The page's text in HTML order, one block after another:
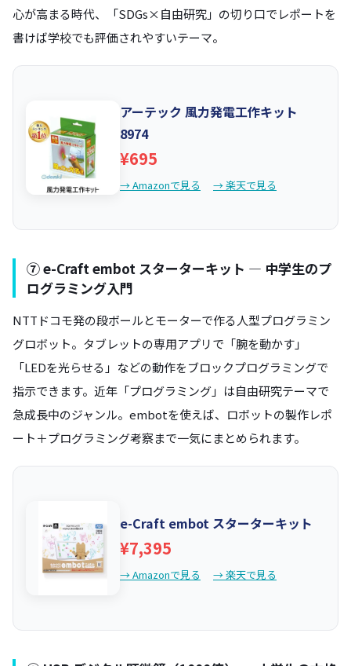
心が高まる時代、「SDGs×自由研究」の切り口でレポートを
書けば学校でも評価されやすいテーマ。
アーテック 風力発電工作キット
8974
¥695
→ Amazonで見る → 楽天で見る
⑦ e-Craft embot スターターキット — 中学生のプ
ログラミング入門
NTTドコモ発の段ボールとモーターで作る人型プログラミン
グロボット。タブレットの専用アプリで「腕を動かす」
「LEDを光らせる」などの動作をブロックプログラミングで
指示できます。近年「プログラミング」は自由研究テーマで
急成長中のジャンル。embotを使えば、ロボットの製作レポ
ート＋プログラミング考察まで一気にまとめられます。
e-Craft embot スターターキット
¥7,395
→ Amazonで見る → 楽天で見る